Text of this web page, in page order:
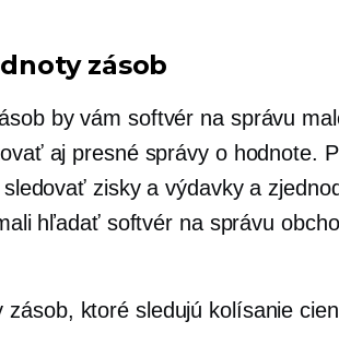
zásob
by vám softvér na správu
aj presné správy o hodnote.
zisky a výdavky a
hľadať softvér na správu
zásob, ktoré sledujú kolísanie